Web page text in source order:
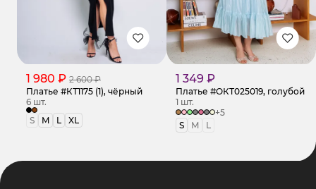
1 980 ₽ 2 600 ₽
Платье #КТ1175 (1), чёрный
6 шт.
S
M L XL
1 349 ₽
Платье #ОКТ025019, голубой
1 шт.
+5
S
M L